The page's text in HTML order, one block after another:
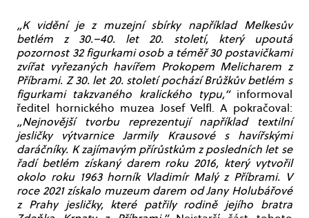
„K vidění je z muzejní sbírky například Melkesův
betlém z 30.–40. let 20. století, který upoutá
pozornost 32 figurkami osob a téměř 30 postavičkami
zvířat vyřezaných havířem Prokopem Melicharem z
Příbrami. Z 30. let 20. století pochází Brůžkův betlém s
figurkami takzvaného kralického typu,“informoval
ředitel hornického muzea Josef Velfl. A pokračoval:
„Nejnovější tvorbu reprezentují například textilní
jesličky výtvarnice Jarmily Krausové s havířskými
daráčníky. K zajímavým přírůstkům z posledních let se
řadí betlém získaný darem roku 2016, který vytvořil
okolo roku 1963 horník Vladimír Malý z Příbrami. V
roce 2021 získalo muzeum darem od Jany Holubářové
z Prahy jesličky, které patřily rodině jejího bratra